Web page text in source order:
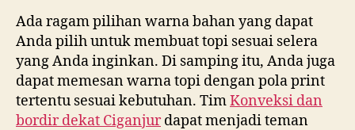
Ada ragam pilihan warna bahan yang dapat
Anda pilih untuk membuat topi sesuai selera
yang Anda inginkan. Di samping itu, Anda juga
dapat memesan warna topi dengan pola print
tertentu sesuai kebutuhan. TimKonveksi dan
bordir dekat Ciganjurdapat menjadi teman